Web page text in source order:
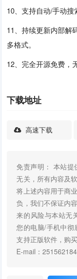
10、支持自动/手动搜
11、持续更新内部解
多格式。
12、完全开源免费，
下载地址
高速下载
免责声明： 本站
无关，所有内容及
将上述内容用于商
负，我们不保证内
来的风险与本站无
您的电脑/手机中彻
支持正版软件，购
E-mail：